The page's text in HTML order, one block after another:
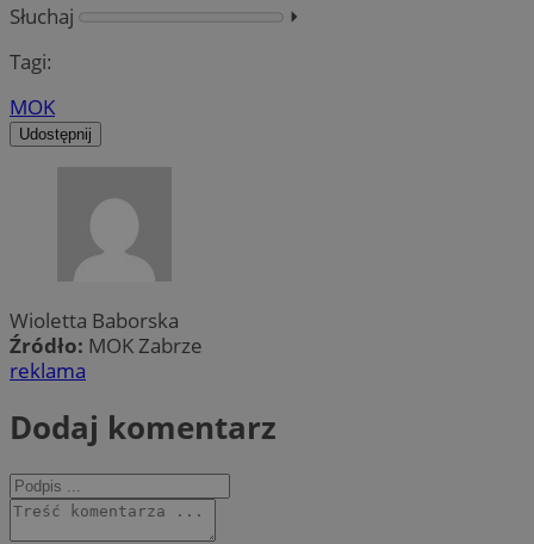
Słuchaj
⏵︎
Tagi:
MOK
Udostępnij
Wioletta Baborska
Źródło: MOK Zabrze
reklama
Dodaj komentarz